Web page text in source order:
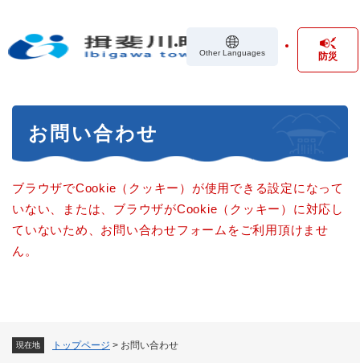
の
Other Languages 防災
現在地 トップページ > お問い合わせ
お問い合わせ
ブラウザでCookie（クッキー）が使用できる設定になって
いない、または、ブラウザがCookie（クッキー）に対応し
ていないため、お問い合わせフォームをご利用頂けませ
ん。